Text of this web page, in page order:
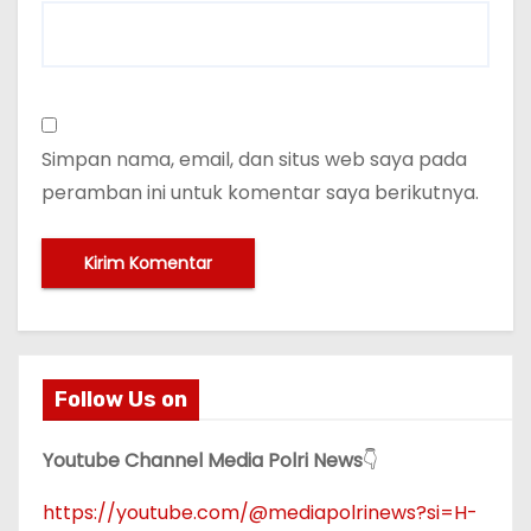
Simpan nama, email, dan situs web saya pada
peramban ini untuk komentar saya berikutnya.
Follow Us on
Youtube Channel Media Polri News👇
https://youtube.com/@mediapolrinews?si=H-